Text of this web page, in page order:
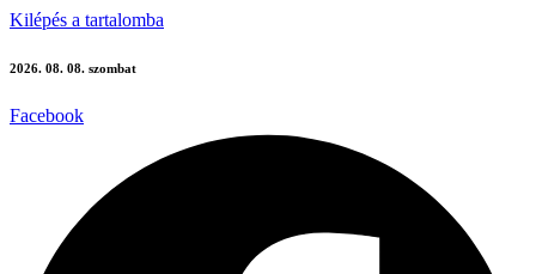
Kilépés a tartalomba
2026. 08. 08. szombat
Facebook